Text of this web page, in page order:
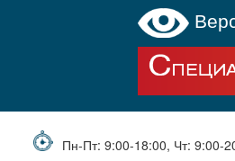
Пн-Пт: 9:00-18:00, Чт: 9:00-